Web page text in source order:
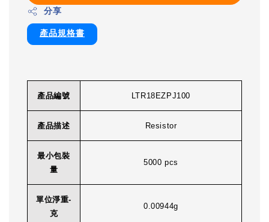
分享
產品規格書
產品編號 LTR18EZPJ100
產品描述 Resistor
最小包裝
量
5000 pcs
單位淨重-
克
0.00944g